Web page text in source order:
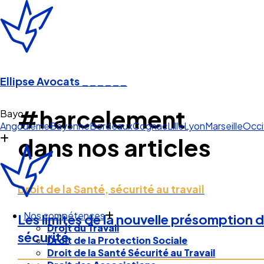
Ellipse Avocats
P
AngoulêmeBayonneBordeauxCognacLilleLyonMarseille
Nos compétences
Droit du Travail
Droit de la Protection Sociale
Droit de la Santé Sécurité au Travail
#harcelement
dans nos articles
Droit de la Santé, sécurité au travail
Les limites de la nouvelle présomption
sécurité